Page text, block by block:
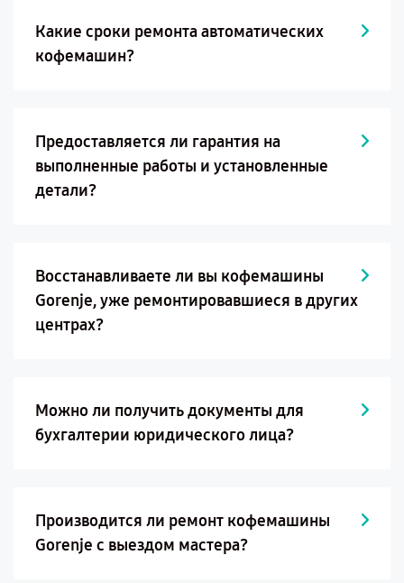
Какие сроки ремонта автоматических
кофемашин?
Предоставляется ли гарантия на
выполненные работы и установленные
детали?
Восстанавливаете ли вы кофемашины
Gorenje, уже ремонтировавшиеся в других
центрах?
Можно ли получить документы для
бухгалтерии юридического лица?
Производится ли ремонт кофемашины
Gorenje с выездом мастера?